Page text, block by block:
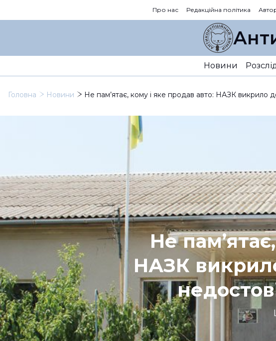
Про нас Редакційна політика
Новини
Головна Новини Не пам’ятає, кому і яке продав авто: НАЗК викрило
Не
НАЗК